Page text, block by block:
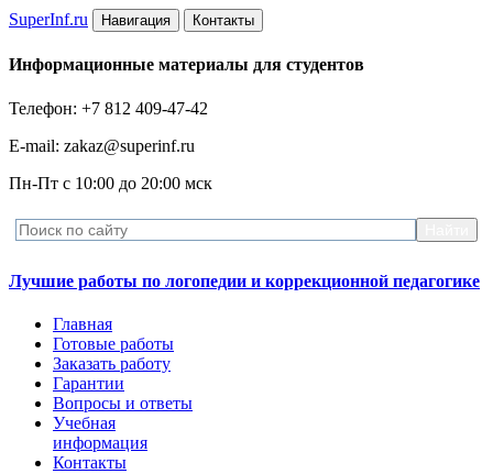
SuperInf.ru Навигация Контакты
Информационные материалы для студентов
Телефон: +7 812 409-47-42
E-mail: zakaz@superinf.ru
Пн-Пт с 10:00 до 20:00 мск
Лучшие работы по логопедии и коррекционной педагогике
Главная
Готовые работы
Заказать работу
Гарантии
Вопросы и ответы
Учебная
информация
Контакты